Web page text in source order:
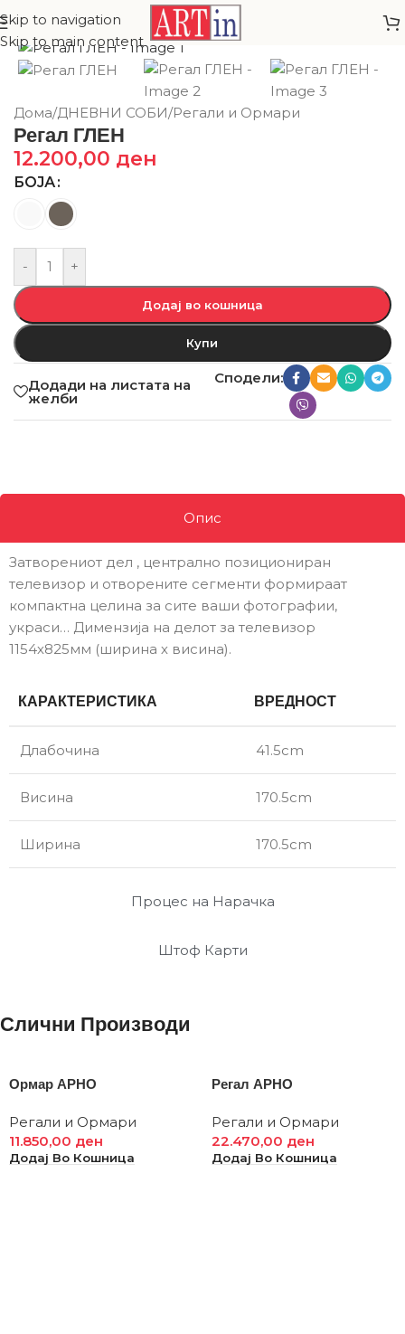
Skip to navigation
Skip to main content
Дома/ДНЕВНИ СОБИ/Регали и Ормари
Регал ГЛЕН
12.200,00 ден
БОЈА
- +
Додај во кошница
Купи
Додади на листата на
желби
Сподели:
Опис
Процес на Нарачка
Штоф Карти
Затворениот дел , централно позициониран
телевизор и отворените сегменти формираат
компактна целина за сите ваши фотографии,
украси… Димензија на делот за телевизор
1154х825мм (ширина х висина).
КАРАКТЕРИСТИКА ВРЕДНОСТ
Длабочина 41.5cm
Висина 170.5cm
Ширина 170.5cm
Слични Производи
Ормар АРНО
Регали и Ормари
11.850,00 ден
Додај Во Кошница
Регал АРНО
Регали и Ормари
22.470,00 ден
Додај Во Кошница